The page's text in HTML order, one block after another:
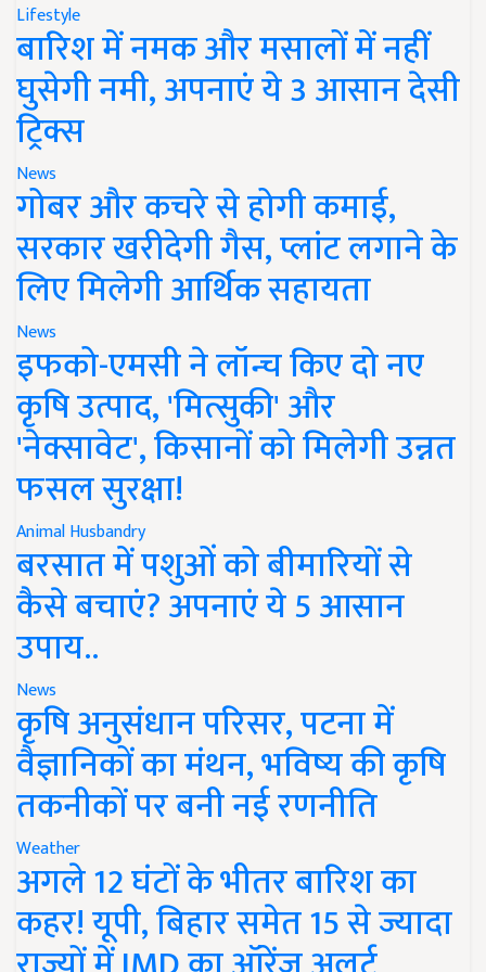
Lifestyle
बारिश में नमक और मसालों में नहीं
घुसेगी नमी, अपनाएं ये 3 आसान देसी
ट्रिक्स
News
गोबर और कचरे से होगी कमाई,
सरकार खरीदेगी गैस, प्लांट लगाने के
लिए मिलेगी आर्थिक सहायता
News
इफको-एमसी ने लॉन्च किए दो नए
कृषि उत्पाद, 'मित्सुकी' और
'नेक्सावेट', किसानों को मिलेगी उन्नत
फसल सुरक्षा!
Animal Husbandry
बरसात में पशुओं को बीमारियों से
कैसे बचाएं? अपनाएं ये 5 आसान
उपाय..
News
कृषि अनुसंधान परिसर, पटना में
वैज्ञानिकों का मंथन, भविष्य की कृषि
तकनीकों पर बनी नई रणनीति
Weather
अगले 12 घंटों के भीतर बारिश का
कहर! यूपी, बिहार समेत 15 से ज्यादा